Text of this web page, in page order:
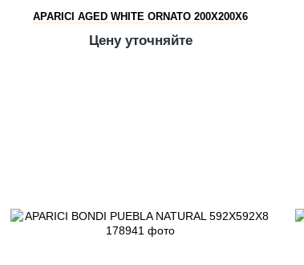
APARICI AGED WHITE ORNATO 200X200X6
Цену уточняйте